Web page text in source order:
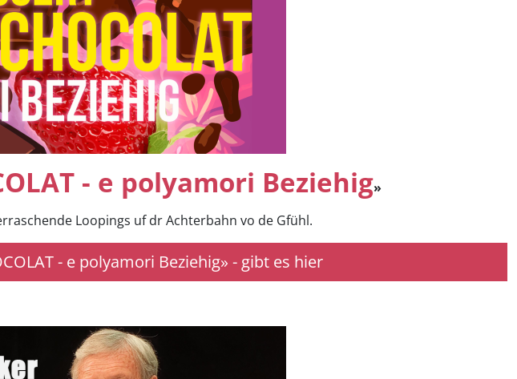
- e polyamori Beziehig»
Loopings uf dr Achterbahn vo de Gfühl.
- e polyamori Beziehig» - gibt es hier